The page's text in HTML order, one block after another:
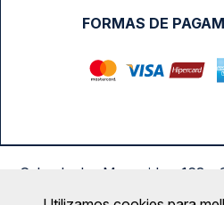
FORMAS DE
Calçada das Margaridas, 163